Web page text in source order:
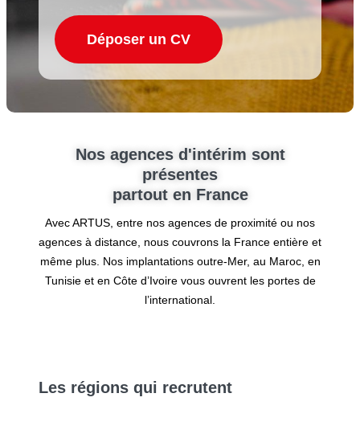
Déposer un CV
Nos agences d'intérim sont
présentes
partout en France
Avec ARTUS, entre nos agences de proximité ou nos
agences à distance, nous couvrons la France entière et
même plus. Nos implantations outre-Mer, au Maroc, en
Tunisie et en Côte d’Ivoire vous ouvrent les portes de
l’international.
Les régions qui recrutent